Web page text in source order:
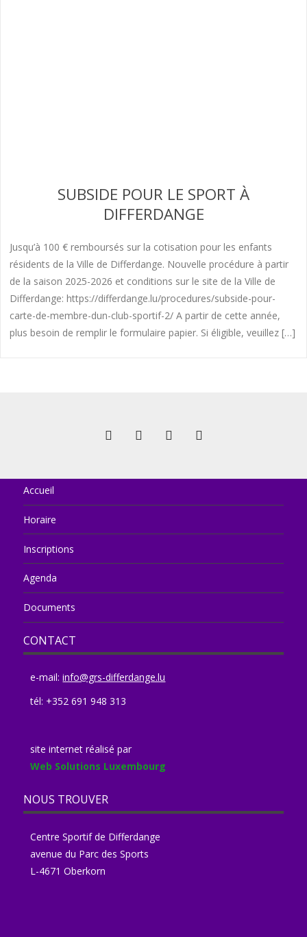
SUBSIDE POUR LE SPORT À
DIFFERDANGE
Jusqu’à 100 € remboursés sur la cotisation pour les enfants
résidents de la Ville de Differdange. Nouvelle procédure à partir
de la saison 2025-2026 et conditions sur le site de la Ville de
Differdange: https://differdange.lu/procedures/subside-pour-
carte-de-membre-dun-club-sportif-2/ A partir de cette année,
plus besoin de remplir le formulaire papier. Si éligible, veuillez […]
Accueil
Horaire
Inscriptions
Agenda
Documents
CONTACT
e-mail:info@grs-differdange.lu
tél: +352 691 948 313
site internet réalisé par
Web Solutions Luxembourg
NOUS TROUVER
Centre Sportif de Differdange
avenue du Parc des Sports
L-4671 Oberkorn